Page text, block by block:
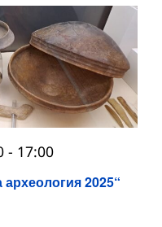
2025“
- 17:00